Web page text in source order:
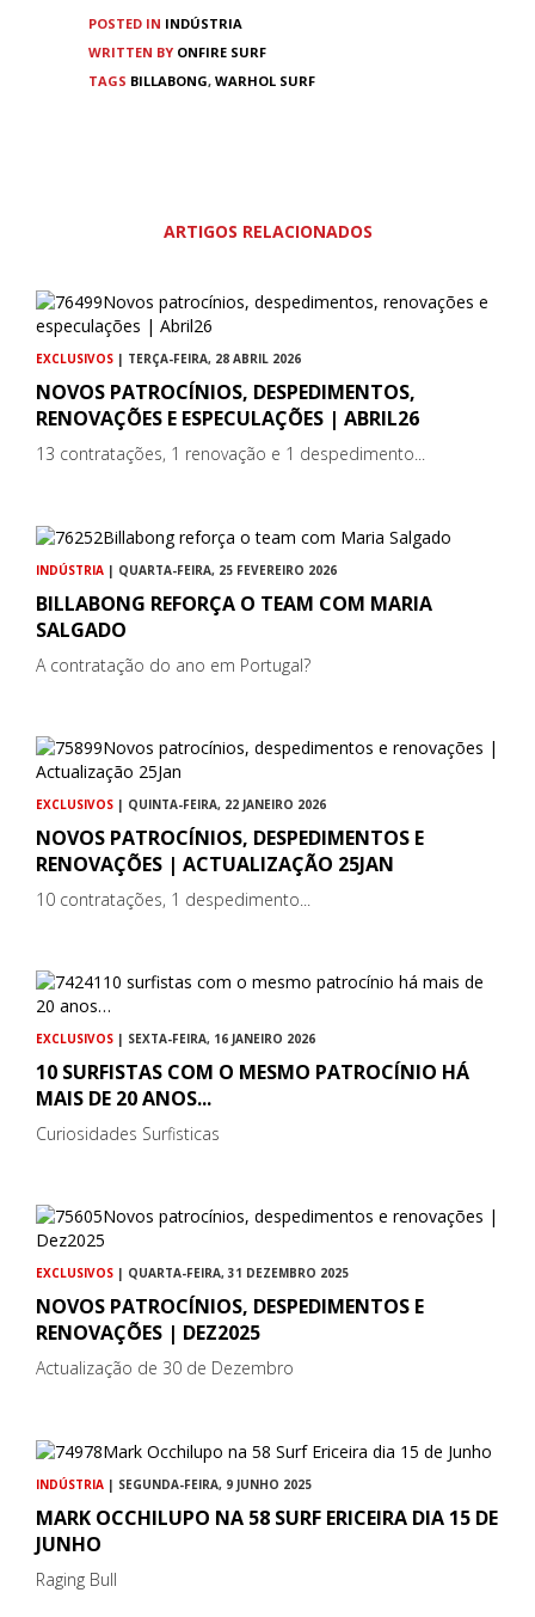
POSTED IN INDÚSTRIA
WRITTEN BY ONFIRE SURF
TAGS BILLABONG, WARHOL SURF
ARTIGOS RELACIONADOS
EXCLUSIVOS | TERÇA-FEIRA, 28 ABRIL 2026
NOVOS PATROCÍNIOS, DESPEDIMENTOS,
RENOVAÇÕES E ESPECULAÇÕES | ABRIL26
13 contratações, 1 renovação e 1 despedimento...
INDÚSTRIA | QUARTA-FEIRA, 25 FEVEREIRO 2026
BILLABONG REFORÇA O TEAM COM MARIA
SALGADO
A contratação do ano em Portugal?
EXCLUSIVOS | QUINTA-FEIRA, 22 JANEIRO 2026
NOVOS PATROCÍNIOS, DESPEDIMENTOS E
RENOVAÇÕES | ACTUALIZAÇÃO 25JAN
10 contratações, 1 despedimento...
EXCLUSIVOS | SEXTA-FEIRA, 16 JANEIRO 2026
10 SURFISTAS COM O MESMO PATROCÍNIO HÁ
MAIS DE 20 ANOS...
Curiosidades Surfisticas
EXCLUSIVOS | QUARTA-FEIRA, 31 DEZEMBRO 2025
NOVOS PATROCÍNIOS, DESPEDIMENTOS E
RENOVAÇÕES | DEZ2025
Actualização de 30 de Dezembro
INDÚSTRIA | SEGUNDA-FEIRA, 9 JUNHO 2025
MARK OCCHILUPO NA 58 SURF ERICEIRA DIA 15 DE
JUNHO
Raging Bull